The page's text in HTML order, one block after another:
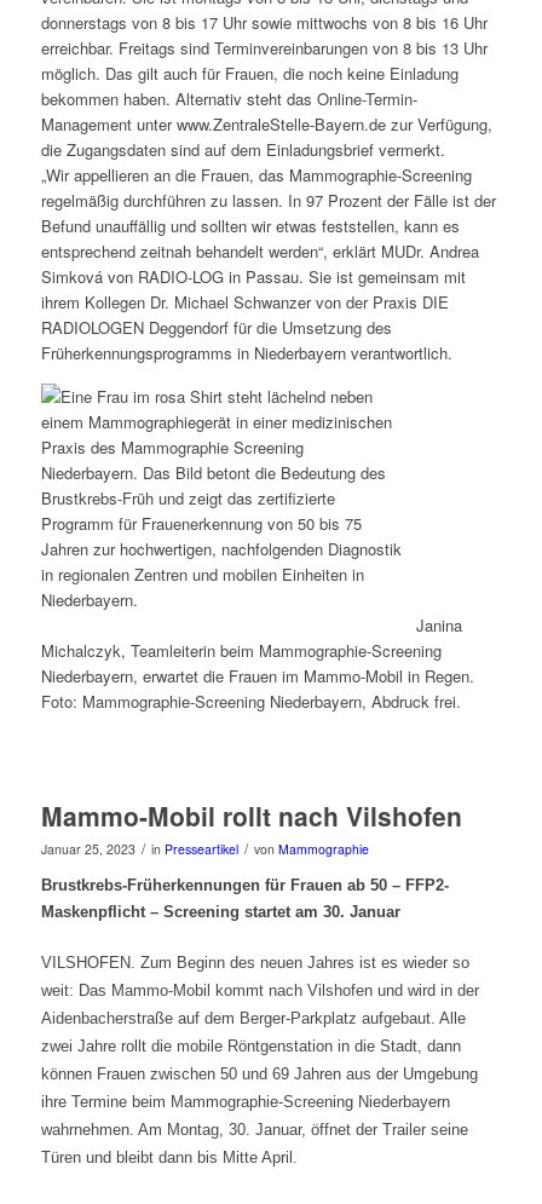
donnerstags von 8 bis 17 Uhr sowie mittwochs von 8 bis 16 Uhr
erreichbar. Freitags sind Terminvereinbarungen von 8 bis 13 Uhr
möglich. Das gilt auch für Frauen, die noch keine Einladung
bekommen haben. Alternativ steht das Online-Termin-
Management unter www.ZentraleStelle-Bayern.de zur Verfügung,
die Zugangsdaten sind auf dem Einladungsbrief vermerkt.
„Wir appellieren an die Frauen, das Mammographie-Screening
regelmäßig durchführen zu lassen. In 97 Prozent der Fälle ist der
Befund unauffällig und sollten wir etwas feststellen, kann es
entsprechend zeitnah behandelt werden“, erklärt MUDr. Andrea
Simková von RADIO-LOG in Passau. Sie ist gemeinsam mit
ihrem Kollegen Dr. Michael Schwanzer von der Praxis DIE
RADIOLOGEN Deggendorf für die Umsetzung des
Früherkennungsprogramms in Niederbayern verantwortlich.
Janina
Michalczyk, Teamleiterin beim Mammographie-Screening
Niederbayern, erwartet die Frauen im Mammo-Mobil in Regen.
Foto: Mammographie-Screening Niederbayern, Abdruck frei.
Mammo-Mobil rollt nach Vilshofen
Januar 25, 2023 / in Presseartikel / von Mammographie
Brustkrebs-Früherkennungen für Frauen ab 50 – FFP2-
Maskenpflicht – Screening startet am 30. Januar
VILSHOFEN. Zum Beginn des neuen Jahres ist es wieder so
weit: Das Mammo-Mobil kommt nach Vilshofen und wird in der
Aidenbacherstraße auf dem Berger-Parkplatz aufgebaut. Alle
zwei Jahre rollt die mobile Röntgenstation in die Stadt, dann
können Frauen zwischen 50 und 69 Jahren aus der Umgebung
ihre Termine beim Mammographie-Screening Niederbayern
wahrnehmen. Am Montag, 30. Januar, öffnet der Trailer seine
Türen und bleibt dann bis Mitte April.